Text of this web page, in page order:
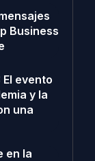
Business
El evento
y la
una
en la